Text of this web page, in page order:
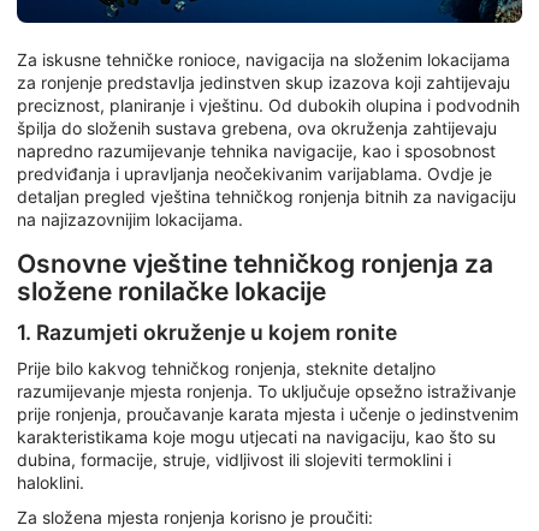
Za iskusne tehničke ronioce, navigacija na složenim lokacijama
za ronjenje predstavlja jedinstven skup izazova koji zahtijevaju
preciznost, planiranje i vještinu. Od dubokih olupina i podvodnih
špilja do složenih sustava grebena, ova okruženja zahtijevaju
napredno razumijevanje tehnika navigacije, kao i sposobnost
predviđanja i upravljanja neočekivanim varijablama. Ovdje je
detaljan pregled vještina tehničkog ronjenja bitnih za navigaciju
na najizazovnijim lokacijama.
Osnovne vještine tehničkog ronjenja za
složene ronilačke lokacije
1. Razumjeti okruženje u kojem ronite
Prije bilo kakvog tehničkog ronjenja, steknite detaljno
razumijevanje mjesta ronjenja. To uključuje opsežno istraživanje
prije ronjenja, proučavanje karata mjesta i učenje o jedinstvenim
karakteristikama koje mogu utjecati na navigaciju, kao što su
dubina, formacije, struje, vidljivost ili slojeviti termoklini i
haloklini.
Za složena mjesta ronjenja korisno je proučiti: